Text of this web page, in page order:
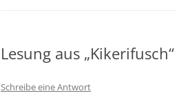
Lesung aus
Schreibe eine Antwort